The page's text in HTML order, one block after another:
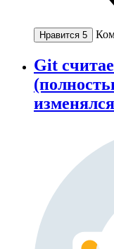
Нравится 5
Git